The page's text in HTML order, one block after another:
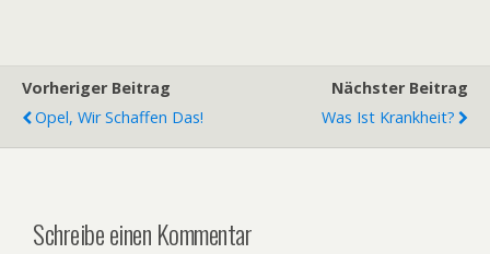
Vorheriger Beitrag
Opel, Wir Schaffen Das!
Nächster Beitrag
Was Ist Krankheit?
Schreibe einen Kommentar